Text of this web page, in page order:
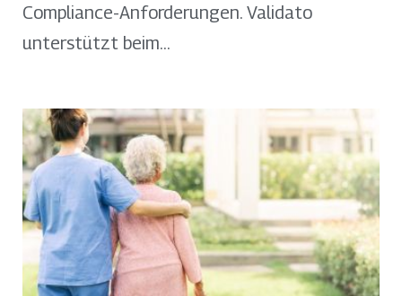
Compliance-Anforderungen. Validato
unterstützt beim…